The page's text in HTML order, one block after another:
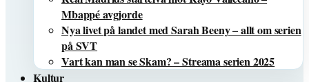
Mbappé avgjorde
Nya livet på landet med Sarah Beeny – allt om serien
på SVT
Vart kan man se Skam? – Streama serien 2025
Kultur